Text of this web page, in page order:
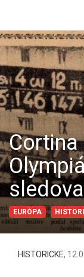
Cortina
EURÓPA
HISTORICKE,